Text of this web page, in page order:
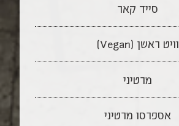
סייד קאר
וויט ראשן (Vegan)
מרטיני
אספרסו מרטיני